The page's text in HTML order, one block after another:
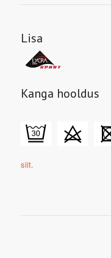
Lisa
Kanga hooldus
siit.